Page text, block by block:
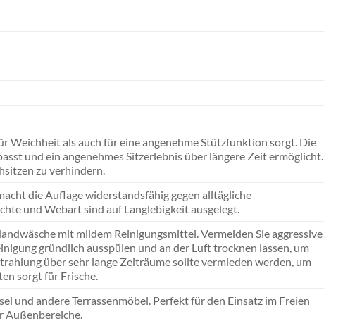
als auch für eine angenehme Stützfunktion sorgt. Die
und ein angenehmes Sitzerlebnis über längere Zeit ermöglicht.
zu verhindern.
die Auflage widerstandsfähig gegen alltägliche
und Webart sind auf Langlebigkeit ausgelegt.
mit mildem Reinigungsmittel. Vermeiden Sie aggressive
gründlich ausspülen und an der Luft trocknen lassen, um
über sehr lange Zeiträume sollte vermieden werden, um
sorgt für Frische.
und andere Terrassenmöbel. Perfekt für den Einsatz im Freien
Außenbereiche.